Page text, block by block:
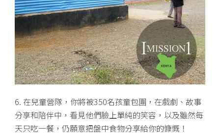
6. 在兒童營隊，你將被350名孩童包圍，在戲劇、故事
分享和陪伴中，看見他們臉上單純的笑容，以及雖然每
天只吃一餐，仍願意把盤中食物分享給你的慷慨！